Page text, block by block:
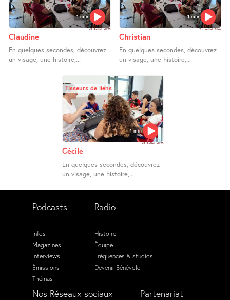
1 min
23 Juillet 2026
Claudine
En quelques secondes, découvrez
un visage, une histoire,...
1 min
23 Juillet 2026
Christian
En quelques secondes, découvrez
un visage, une histoire,...
1 min
Tisseurs de liens
23 Juillet 2026
Cécile
En quelques secondes, découvrez
un visage, une histoire,...
Podcasts
Infos
Magazines
Interviews
Émissions
Thémas
Radio
Histoire
Équipe
Fréquences & studios
Devenir Bénévole
Nos Réseaux sociaux Partenariat